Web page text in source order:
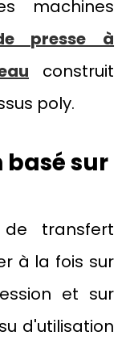
machines
presse à
construit
poly.
basé sur
transfert
à la fois sur
et sur
d'utilisation